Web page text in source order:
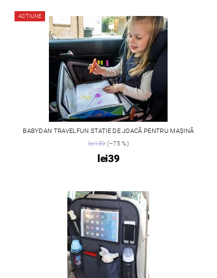
ACȚIUNE
BABYDAN TRAVELFUN STAȚIE DE JOACĂ PENTRU MAȘINĂ
lei159(–75 %)
lei39